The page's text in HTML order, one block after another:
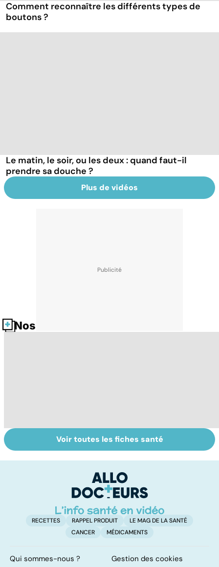
Comment reconnaître les différents types de
boutons ?
Le matin, le soir, ou les deux : quand faut-il
prendre sa douche ?
Plus de vidéos
Nos fiches santé
Tout savoir sur le
vitiligo
Tout savoir sur le
cancer de la
Voir toutes les fiches santé
RECETTES RAPPEL PRODUIT
LE MAG DE LA SANTÉ
CANCER
MÉDICAMENTS
Qui sommes-nous ?
Gestion des cookies